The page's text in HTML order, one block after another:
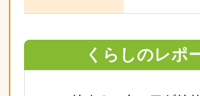
くらしのレポ